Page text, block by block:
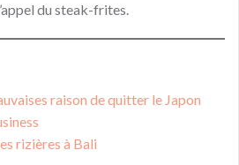
du steak-frites.
raison de quitter le Japon
rizières à Bali